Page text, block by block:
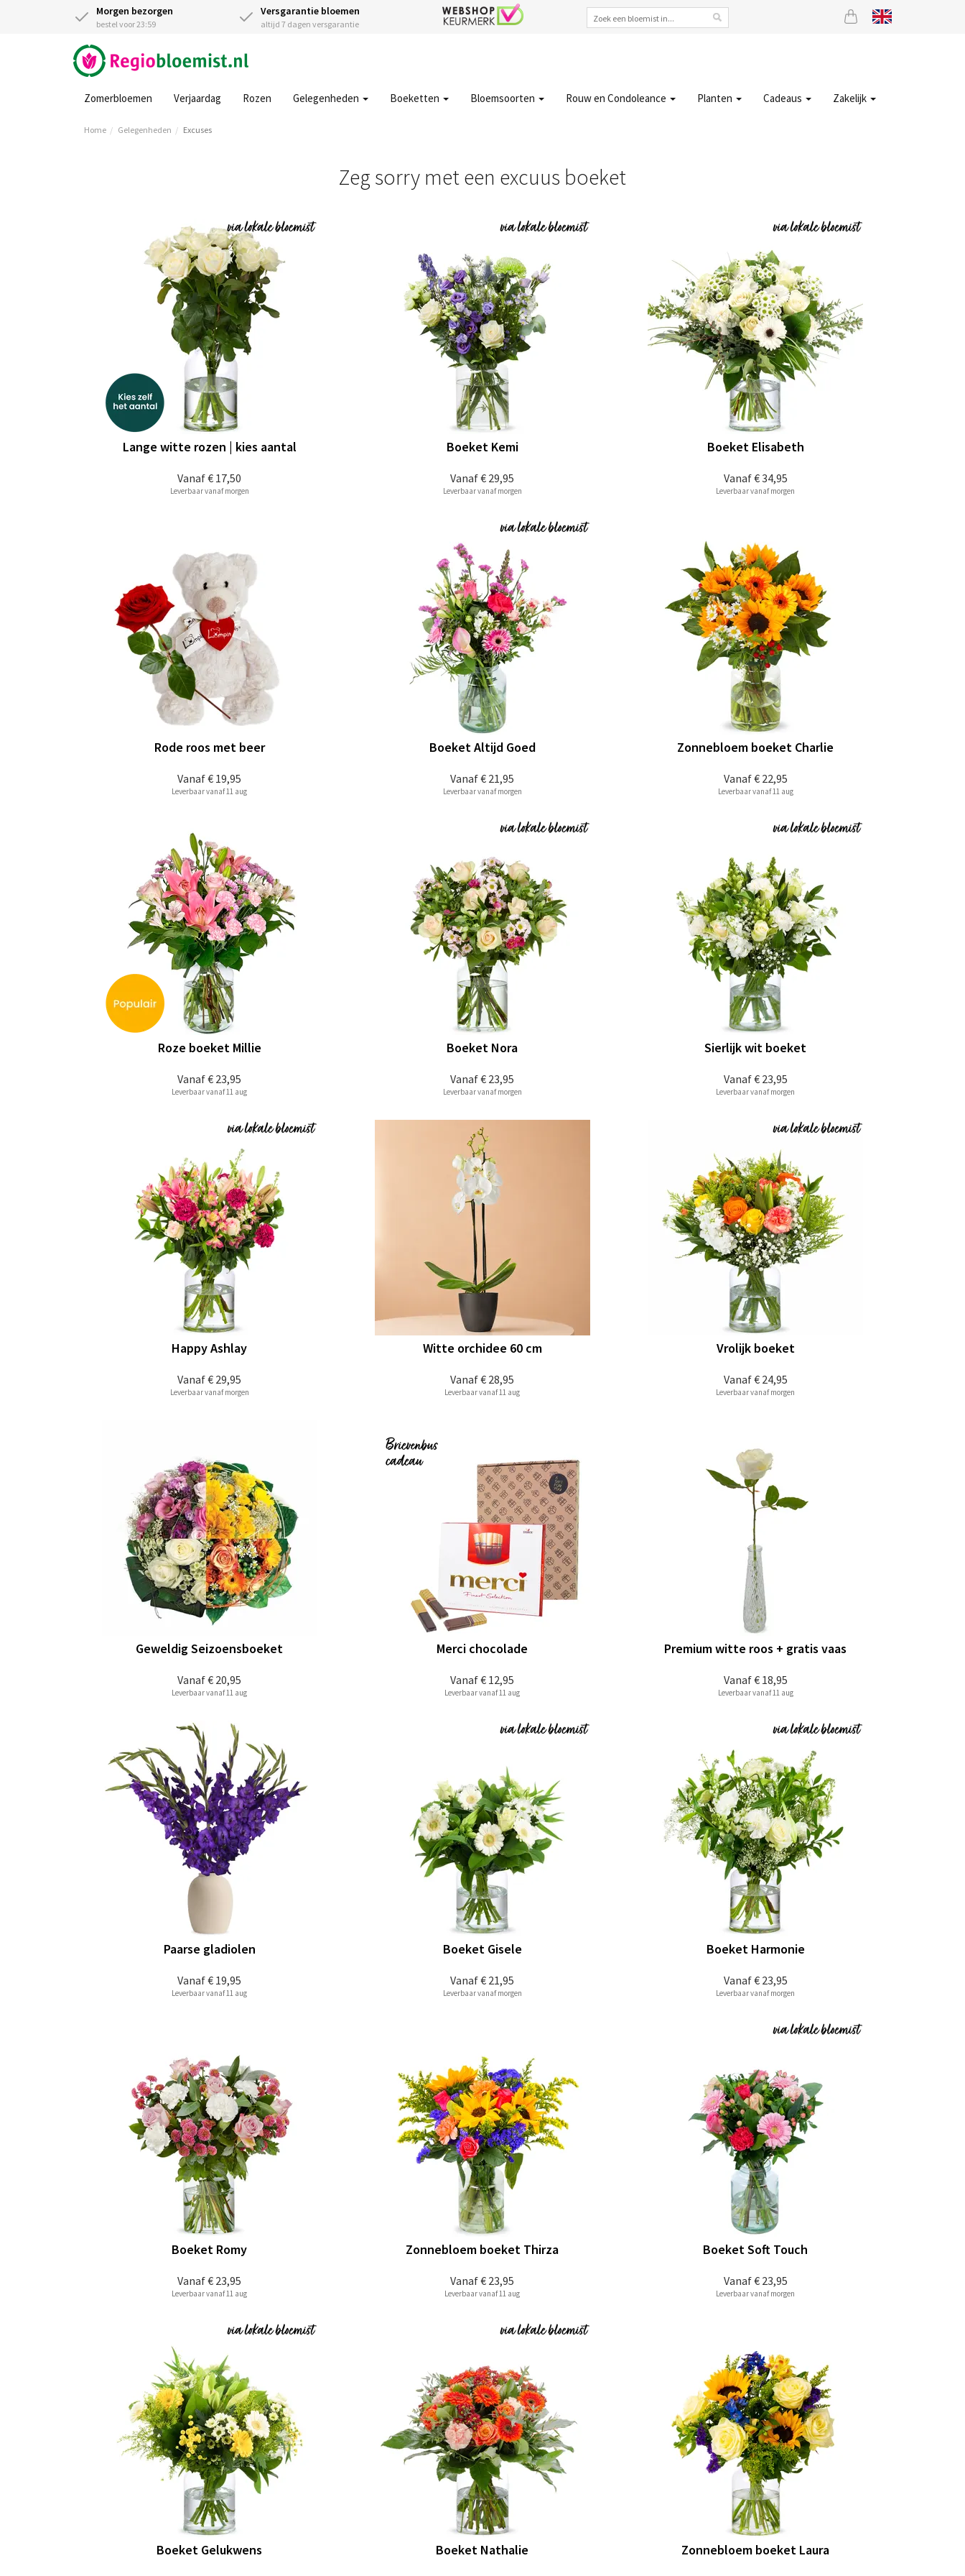
Morgen bezorgen
bestel voor 23:59
Versgarantie bloemen
altijd 7 dagen versgarantie
Zomerbloemen Verjaardag Rozen Gelegenheden Boeketten Bloemsoorten Rouw en Condoleance Planten Cadeaus Zakelijk
Home Gelegenheden Excuses
Zeg sorry met een excuus boeket
Vanaf€ 17,50
Lange witte rozen | kies aantal
Leverbaar vanaf morgen
Vanaf€ 29,95
Boeket Kemi
Leverbaar vanaf morgen
Vanaf€ 34,95
Boeket Elisabeth
Leverbaar vanaf morgen
Vanaf€ 19,95
Rode roos met beer
Leverbaar vanaf 11 aug
Vanaf€ 21,95
Boeket Altijd Goed
Leverbaar vanaf morgen
Vanaf€ 22,95
Zonnebloem boeket Charlie
Leverbaar vanaf 11 aug
Vanaf€ 23,95
Roze boeket Millie
Leverbaar vanaf 11 aug
Vanaf€ 23,95
Boeket Nora
Leverbaar vanaf morgen
Vanaf€ 23,95
Sierlijk wit boeket
Leverbaar vanaf morgen
Vanaf€ 29,95
Happy Ashlay
Leverbaar vanaf morgen
Vanaf€ 28,95
Witte orchidee 60 cm
Leverbaar vanaf 11 aug
Vanaf€ 24,95
Vrolijk boeket
Leverbaar vanaf morgen
Vanaf€ 20,95
Geweldig Seizoensboeket
Leverbaar vanaf 11 aug
Vanaf€ 12,95
Merci chocolade
Leverbaar vanaf 11 aug
Vanaf€ 18,95
Premium witte roos + gratis vaas
Leverbaar vanaf 11 aug
Vanaf€ 19,95
Paarse gladiolen
Leverbaar vanaf 11 aug
Vanaf€ 21,95
Boeket Gisele
Leverbaar vanaf morgen
Vanaf€ 23,95
Boeket Harmonie
Leverbaar vanaf morgen
Vanaf€ 23,95
Boeket Romy
Leverbaar vanaf 11 aug
Vanaf€ 23,95
Zonnebloem boeket Thirza
Leverbaar vanaf 11 aug
Vanaf€ 23,95
Boeket Soft Touch
Leverbaar vanaf morgen
Boeket Gelukwens Boeket Nathalie Zonnebloem boeket Laura